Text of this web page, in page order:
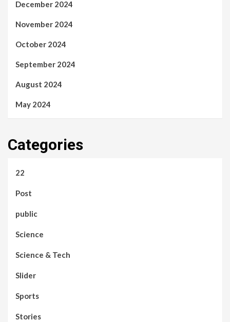
December 2024
November 2024
October 2024
September 2024
August 2024
May 2024
Categories
22
Post
public
Science
Science & Tech
Slider
Sports
Stories